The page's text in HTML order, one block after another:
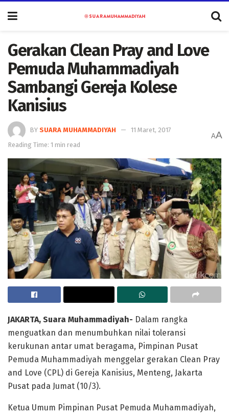
Gerakan Clean Pray and Love
Pemuda Muhammadiyah
Sambangi Gereja Kolese
Kanisius
BY SUARA MUHAMMADIYAH
11 Maret, 2017
Reading Time: 1 min read
AA
JAKARTA, Suara Muhammadiyah- Dalam rangka
menguatkan dan menumbuhkan nilai toleransi
kerukunan antar umat beragama, Pimpinan Pusat
Pemuda Muhammadiyah menggelar gerakan Clean Pray
and Love (CPL) di Gereja Kanisius, Menteng, Jakarta
Pusat pada Jumat (10/3).
Ketua Umum Pimpinan Pusat Pemuda Muhammadiyah,